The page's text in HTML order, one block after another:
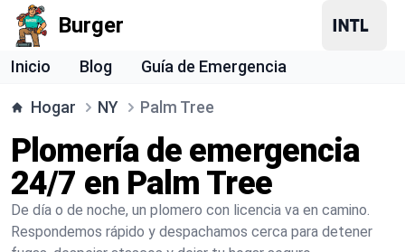
Burger
Inicio Blog Guía de Emergencia
Hogar NY Palm Tree
Plomería de emergencia
24/7 en Palm Tree
De día o de noche, un plomero con licencia va en camino.
Respondemos rápido y despachamos cerca para detener